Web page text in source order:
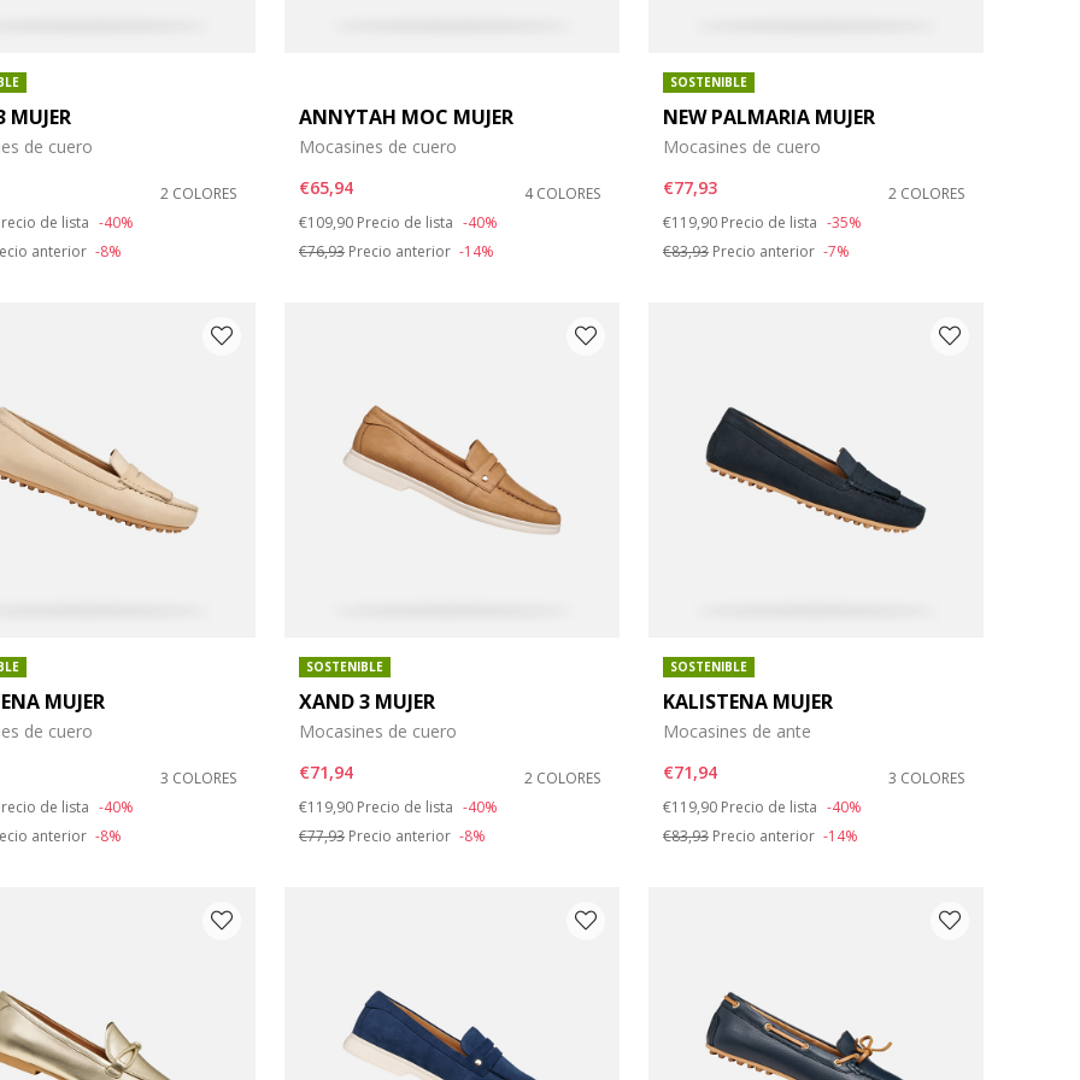
MUJER
de cuero
2 COLORES
from
de lista -40%
anterior -8%
ANNYTAH MOC MUJER
Mocasines de cuero
€65,94
4 COLORES
Price reduced from
€109,90 to
Precio de lista -40%
€76,93Precio anterior -14%
SOSTENIBLE
NEW PALMARIA MUJER
Mocasines de cuero
€77,93
2 COLORES
Price reduced from
€119,90 to
Precio de lista -35%
€83,93Precio anterior -7%
MUJER
de cuero
3 COLORES
from
de lista -40%
anterior -8%
SOSTENIBLE
XAND 3 MUJER
Mocasines de cuero
€71,94
2 COLORES
Price reduced from
€119,90 to
Precio de lista -40%
€77,93Precio anterior -8%
SOSTENIBLE
KALISTENA MUJER
Mocasines de ante
€71,94
3 COLORES
Price reduced from
€119,90 to
Precio de lista -40%
€83,93Precio anterior -14%